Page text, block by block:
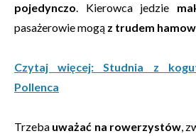
pojedynczo. Kierowca jedzie
pasażerowie mogą z trudem
Czytaj więcej: Studnia z
Pollenca
Trzeba uważać na rowerzystów,